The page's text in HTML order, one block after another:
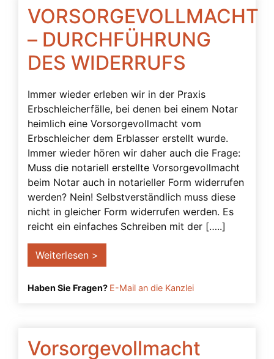
VORSORGEVOLLMACHT
– DURCHFÜHRUNG
DES WIDERRUFS
Immer wieder erleben wir in der Praxis
Erbschleicherfälle, bei denen bei einem Notar
heimlich eine Vorsorgevollmacht vom
Erbschleicher dem Erblasser erstellt wurde.
Immer wieder hören wir daher auch die Frage:
Muss die notariell erstellte Vorsorgevollmacht
beim Notar auch in notarieller Form widerrufen
werden? Nein! Selbstverständlich muss diese
nicht in gleicher Form widerrufen werden. Es
reicht ein einfaches Schreiben mit der […..]
Weiterlesen >
Haben Sie Fragen? E-Mail an die Kanzlei
Vorsorgevollmacht
Herausgabeanspruch
Impfen
Impfrisiko
Inhaltliche Anforderungen
Interne Anweisungen
Konten
Kontrollbetreuer
Kontrollbetreuung
Kurator
Missbrauch der Vorsorgevollmacht
Miterben
Musterfälle
Natürlicher Wille
Nichteheliche Lebensgemeinschaft
Prokura